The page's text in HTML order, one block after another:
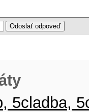
5cladba,